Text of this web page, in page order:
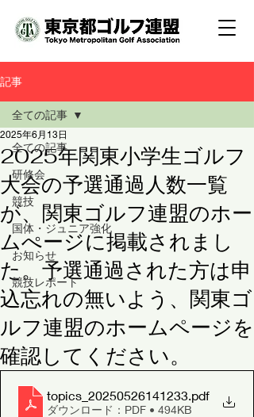
記事
全ての記事
研修会
競技
国体・ジュニア強化
お知らせ
競技レポート
全ての記事
2025年関東小学生ゴルフ
大会の予選通過人数一覧
が、関東ゴルフ連盟のホー
ムぺージに掲載されまし
た。予選通過された方は申
込忘れの無いよう、関東ゴ
ルフ連盟のホームページを
確認してください。
2025年6月13日
topics_20250526141233 .pdf
ダウンロード：PDF • 494KB